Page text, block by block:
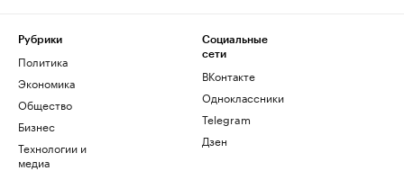
Рубрики
Политика
Экономика
Общество
Бизнес
Технологии и
медиа
Социальные
сети
ВКонтакте
Одноклассники
Telegram
Дзен